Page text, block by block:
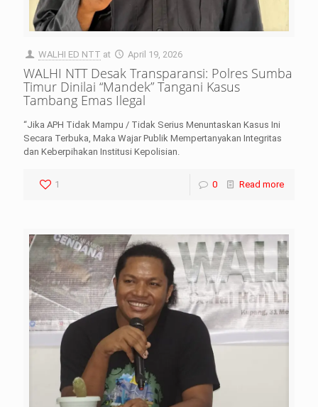
WALHI ED NTT at April 19, 2026
WALHI NTT Desak Transparansi: Polres Sumba
Timur Dinilai “Mandek” Tangani Kasus
Tambang Emas Ilegal
“Jika APH Tidak Mampu / Tidak Serius Menuntaskan Kasus Ini
Secara Terbuka, Maka Wajar Publik Mempertanyakan Integritas
dan Keberpihakan Institusi Kepolisian.
1 0 Read more